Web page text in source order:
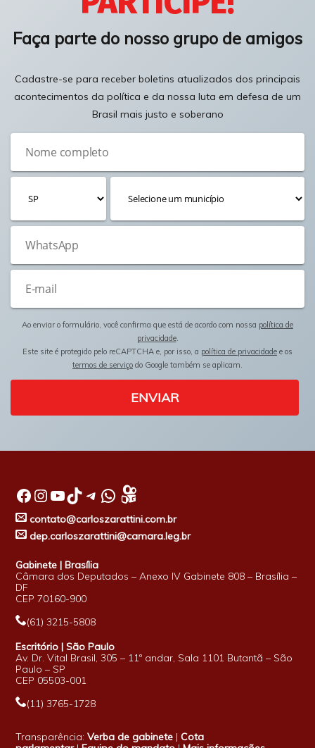
Faça parte do nosso grupo de amigos
Cadastre-se para receber boletins atualizados dos principais
acontecimentos da política e da nossa luta em defesa de um
Brasil mais justo e soberano
Ao enviar o formulário, você confirma que está de acordo com nossa política de
privacidade.
Este site é protegido pelo reCAPTCHA e, por isso, a política de privacidade e os
termos de serviço do Google também se aplicam.
ENVIAR
Facebook InstagramYoutube TikTok Telegram WhatsApp
contato@carloszarattini.com.br
dep.carloszarattini@camara.leg.br
Gabinete | Brasília
Câmara dos Deputados – Anexo IV Gabinete 808 – Brasília –
DF
CEP 70160-900
(61) 3215-5808
Escritório | São Paulo
Av. Dr. Vital Brasil, 305 – 11º andar, Sala 1101 Butantã – São
Paulo – SP
CEP 05503-001
(11) 3765-1728
Transparência:Verba de gabinete |Cota